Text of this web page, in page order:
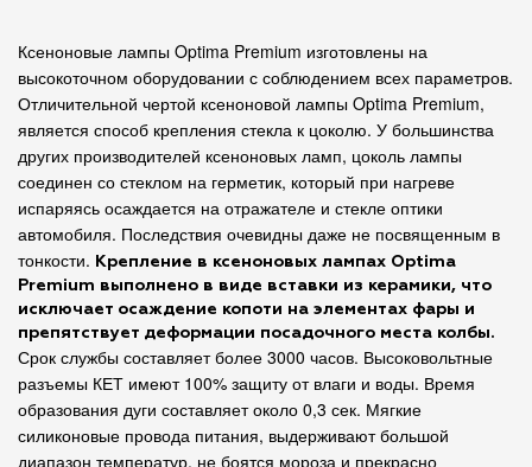
Ксеноновые лампы Optima Premium изготовлены на
высокоточном оборудовании с соблюдением всех параметров.
Отличительной чертой ксеноновой лампы Optima Premium,
является способ крепления стекла к цоколю. У большинства
других производителей ксеноновых ламп, цоколь лампы
соединен со стеклом на герметик, который при нагреве
испаряясь осаждается на отражателе и стекле оптики
автомобиля. Последствия очевидны даже не посвященным в
тонкости. Крепление в ксеноновых лампах Optima
Premium выполнено в виде вставки из керамики, что
исключает осаждение копоти на элементах фары и
препятствует деформации посадочного места колбы.
Срок службы составляет более 3000 часов. Высоковольтные
разъемы КЕТ имеют 100% защиту от влаги и воды. Время
образования дуги составляет около 0,3 сек. Мягкие
силиконовые провода питания, выдерживают большой
диапазон температур, не боятся мороза и прекрасно